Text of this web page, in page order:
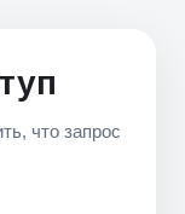
что запрос